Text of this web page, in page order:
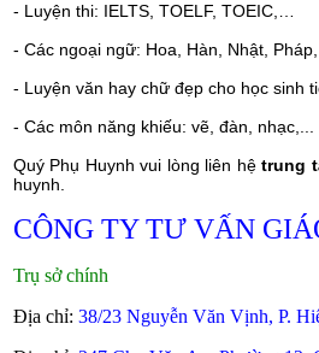
- Luyện thi: IELTS, TOELF, TOEIC,…
- Các ngoại ngữ: Hoa, Hàn, Nhật,
- Luyện văn hay chữ đẹp cho học sinh
- Các môn năng khiếu: vẽ, đàn, nhạc,...
Quý Phụ Huynh vui lòng liên hệtrung
huynh.
CÔNG TY TƯ VẤN
Trụ sở chính
Địa chỉ: 38/23 Nguyễn Văn Vịnh, P.